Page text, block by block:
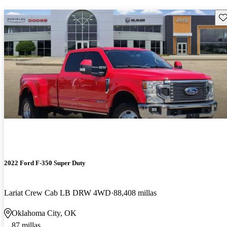
2022 Ford F-350 Super Duty
Lariat Crew Cab LB DRW 4WD 88,408 millas
Oklahoma City, OK